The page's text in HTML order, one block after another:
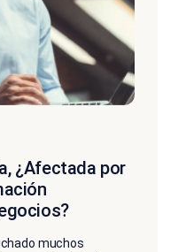
¿Afectada por
muchos